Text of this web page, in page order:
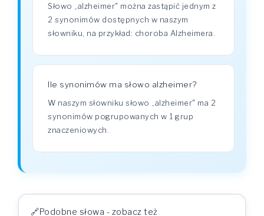
Słowo „alzheimer" można zastąpić jednym z
2 synonimów dostępnych w naszym
słowniku, na przykład: choroba Alzheimera.
Ile synonimów ma słowo alzheimer?
W naszym słowniku słowo „alzheimer" ma 2
synonimów pogrupowanych w 1 grup
znaczeniowych.
Podobne słowa - zobacz też